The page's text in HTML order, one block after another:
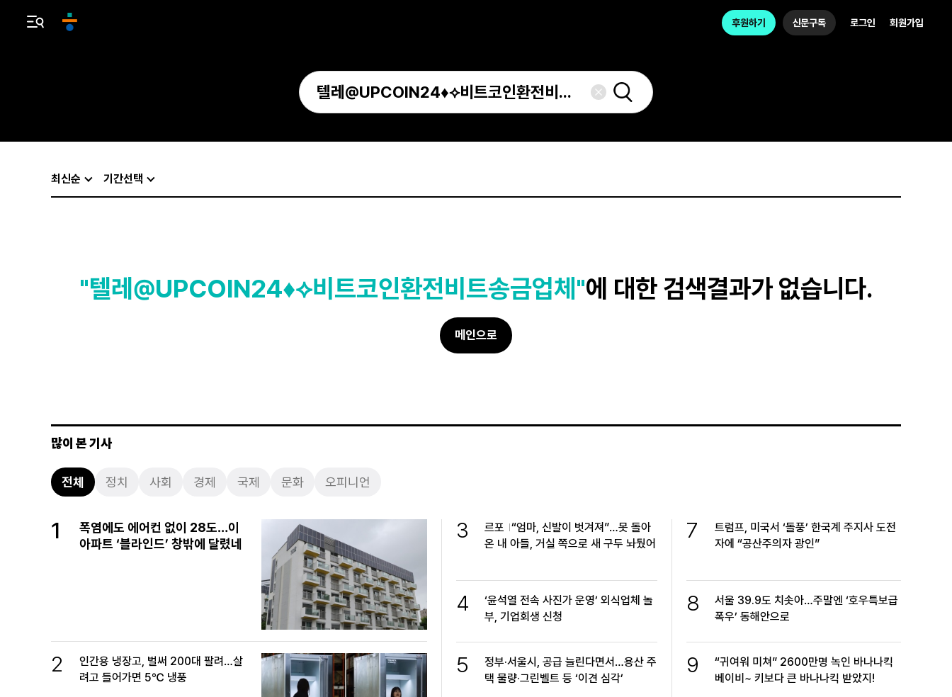
후원하기 신문구독 로그인 회원가입
최신순 기간선택
"텔레@UPCOIN24♦⟡비트코인환전비트송금업체"에 대한 검색결과가 없습니다.
메인으로
많이 본 기사
전체 정치 사회 경제 국제 문화 오피니언
1
폭염에도 에어컨 없이 28도…이
아파트 ‘블라인드’ 창밖에 달렸네
2
인간용 냉장고, 벌써 200대 팔려…살
려고 들어가면 5℃ 냉풍
3 르포 “엄마, 신발이 벗겨져”…못 돌아
온 내 아들, 거실 쪽으로 새 구두 놔뒀어
4
‘윤석열 전속 사진가 운영’ 외식업체 놀
부, 기업회생 신청
5
정부·서울시, 공급 늘린다면서…용산 주
택 물량·그린벨트 등 ‘이견 심각’
7
트럼프, 미국서 ‘돌풍’ 한국계 주지사 도전
자에 “공산주의자 광인”
8
서울 39.9도 치솟아…주말엔 ‘호우특보급
폭우’ 동해안으로
9
“귀여워 미쳐” 2600만명 녹인 바나나킥
베이비~ 키보다 큰 바나나킥 받았지!